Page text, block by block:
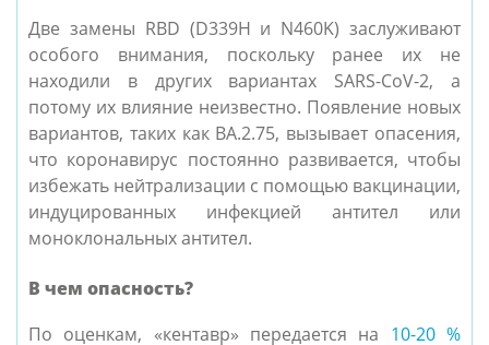
Две замены RBD (D339H и N460K) заслуживают
особого внимания, поскольку ранее их не
находили в других вариантах SARS-CoV-2, а
потому их влияние неизвестно. Появление новых
вариантов, таких как BA.2.75, вызывает опасения,
что коронавирус постоянно развивается, чтобы
избежать нейтрализации с помощью вакцинации,
индуцированных инфекцией антител или
моноклональных антител.
В чем опасность?
По оценкам, «кентавр» передается на 10-20 %